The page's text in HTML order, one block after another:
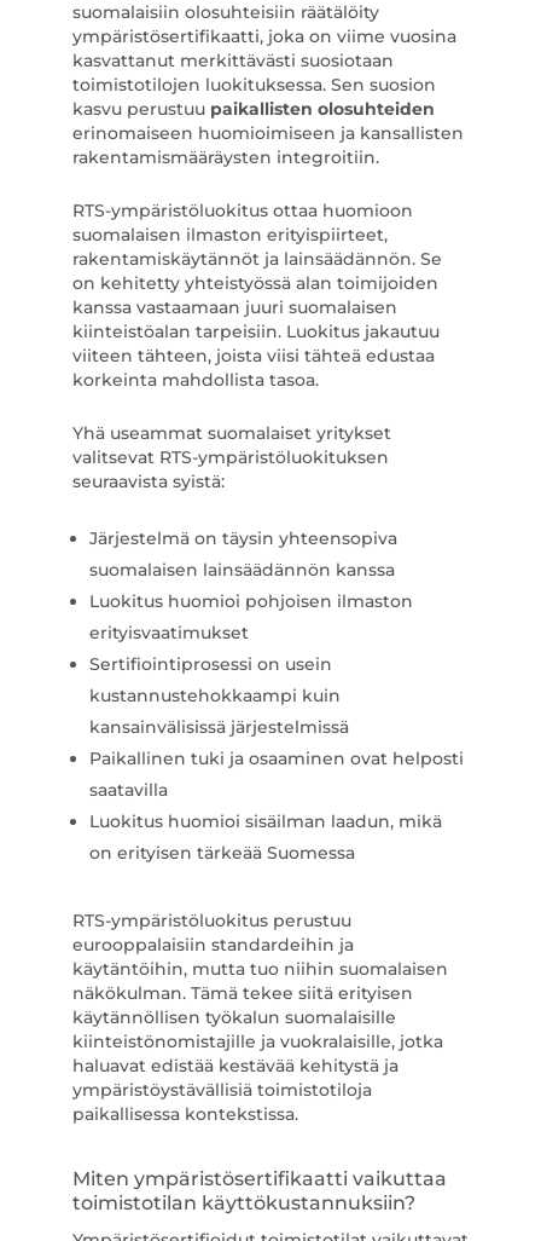
suomalaisiin olosuhteisiin räätälöity
ympäristösertifikaatti, joka on viime vuosina
kasvattanut merkittävästi suosiotaan
toimistotilojen luokituksessa. Sen suosion
kasvu perustuu paikallisten olosuhteiden
erinomaiseen huomioimiseen ja kansallisten
rakentamismääräysten integroitiin.
RTS-ympäristöluokitus ottaa huomioon
suomalaisen ilmaston erityispiirteet,
rakentamiskäytännöt ja lainsäädännön. Se
on kehitetty yhteistyössä alan toimijoiden
kanssa vastaamaan juuri suomalaisen
kiinteistöalan tarpeisiin. Luokitus jakautuu
viiteen tähteen, joista viisi tähteä edustaa
korkeinta mahdollista tasoa.
Yhä useammat suomalaiset yritykset
valitsevat RTS-ympäristöluokituksen
seuraavista syistä:
Järjestelmä on täysin yhteensopiva
suomalaisen lainsäädännön kanssa
Luokitus huomioi pohjoisen ilmaston
erityisvaatimukset
Sertifiointiprosessi on usein
kustannustehokkaampi kuin
kansainvälisissä järjestelmissä
Paikallinen tuki ja osaaminen ovat helposti
saatavilla
Luokitus huomioi sisäilman laadun, mikä
on erityisen tärkeää Suomessa
RTS-ympäristöluokitus perustuu
eurooppalaisiin standardeihin ja
käytäntöihin, mutta tuo niihin suomalaisen
näkökulman. Tämä tekee siitä erityisen
käytännöllisen työkalun suomalaisille
kiinteistönomistajille ja vuokralaisille, jotka
haluavat edistää kestävää kehitystä ja
ympäristöystävällisiä toimistotiloja
paikallisessa kontekstissa.
Miten ympäristösertifikaatti vaikuttaa
toimistotilan käyttökustannuksiin?